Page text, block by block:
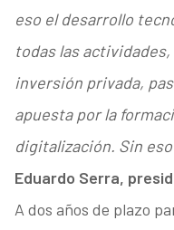
eso el desarrollo
todas las
inversión privada,
apuesta por la
digitalización. Sin
Eduardo Serra,
A dos años de plazo